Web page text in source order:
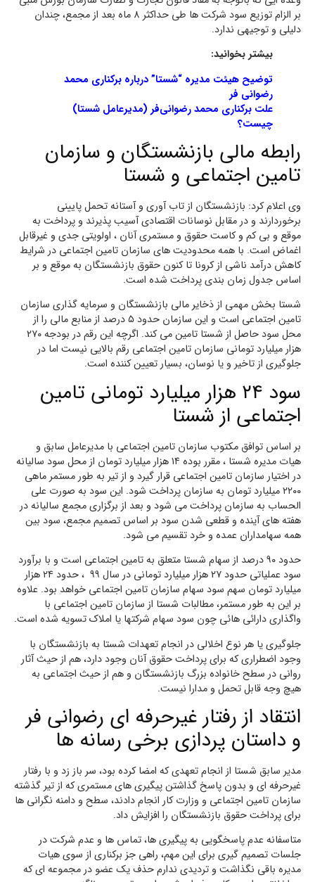
بر الزام توزیع سود شرکت ها طی حداکثر 8 ماه بعد از مجمع، چندان
دلیلی و توجیهی ندارد.
بیشتر بخوانید:
توضیح هیئت مدیره “شستا” درباره برکناری محمد
رضوانی فر
علت برکناری محمد رضوانی‌فر (مدیرعامل شستا)
چیست؟
رابطه مالی بازنشستگان و سازمان
تامین اجتماعی و شستا
وی اعلام کرد: بازنشستگان از تاب آوری و آستانه تحمل پایینی
برخوردارند و در مقابل نوسانات اقتصادی آسیب پذیرند و پرداخت به
موقع و بی کم و کاست حقوق و مستمری آنان ، اولویتی جدی و غیرقابل
اغماض است. با همه محدودیت های سازمان تامین اجتماعی در شرایط
کاهش درآمد ناشی از کرونا تا کنون حقوق بازنشستگان به موقع و بر
اساس جدول زمان بندی پرداخت شده است.
شستا بخش مهمی از ذخایر مالی بازنشستگان و سرمایه گذاری سازمان
تامین اجتماعی است و این سازمان حدود ۵ درصد از منابع مالی را از
محل سود حاصل از شستا تامین می کند. اگرچه این رقم در بودجه ۲۷۰
هزار میلیارد تومانی سازمان تامین اجتماعی رقم بالایی نیست اما در
جلوگیری از تاخیر و یا نوسان، بسیار تعیین کننده است.
سود ۲۴ هزار میلیارد تومانی تامین
اجتماعی از شستا
بر اساس توافق مکتوب سازمان تامین اجتماعی با مدیرعامل سابق و
هیات مدیره شستا ، مقرر بوده ۱۴ هزار میلیارد تومان از محل سود سالیانه
در اختیار سازمان تامین اجتماعی قرار گیرد و از تیر به طور مستمر ماهی
۲۲۰۰ میلیارد تومان به سازمان پرداخت شود. این سود به صورت علی
الحساب به سازمان پرداخت می شود و بعد از برگزاری مجمع سالیانه در
هفته های آینده و قطعی شدن سود بر اساس تصمیم مجمع، سود بین
همه سهامداران عمده و خرد تقسیم می شود.
حدود ۹۰ درصد از سهام شستا متعلق به تامین اجتماعی است و با برآورد
سود عملیاتی حدود ۲۷ هزار میلیارد تومانی در سال ۹۹ ، حدود ۲۴ هزار
میلیارد تومان سهم سود سهام سازمان تامین اجتماعی خواهد بود. علاوه
بر این به طور مستمر، مطالبات شستا از سازمان تامین اجتماعی با
واگذاری دارائی هائی چون سود سهام شرکتها یا املاک تسویه شده است.
جلوگیری یا هر نوع اخلالی در انجام تعهدات شستا به بازنشستگان با
وجود اضطراری که برای پرداخت حقوق آنان وجود دارد، هم از حیث آثار
روانی در سطح خانواده بزرگ بازنشستگان و هم از حیث اجتماعی به
هیچ وجه قابل تحمل و مدارا نیست.
انتقاد از رفتار غیرحرفه ای رضوانی فر
و داستان پردازی برخی رسانه ها
مدیر سابق شستا از انجام تعهدی که امضا کرده بود، سر باز زد و با رفتار
غیرحرفه ای و بدون پاسخ گذاشتن پیگیری های مستمری که از تیر گذشته
سازمان تامین اجتماعی و وزارت کار انجام دادند، سطح و دامنه نگرانی ها
برای پرداخت حقوق بازنشستگان را افزایش داد.
متاسفانه عدم پاسخگویی به پیگیری ها، تماس ها و عدم شرکت در
جلسات تصمیم گیری برای این مهم، راهی جز برکناری از سوی هیات
مدیره باقی نگذاشت و تردیدی ندارم حذف یک عضو در مجموعه ای که